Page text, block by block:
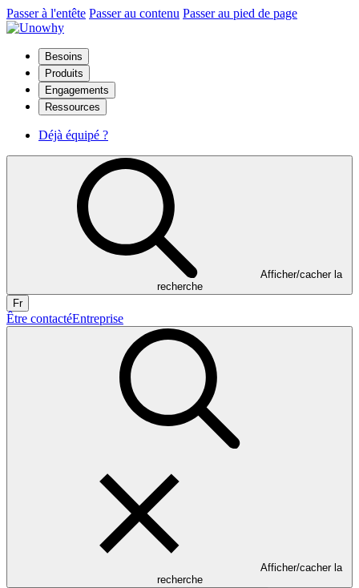
Passer à l'entête Passer au contenu Passer au pied de page
Besoins
Produits
Engagements
Ressources
Déjà équipé ?
Afficher/cacher la
recherche
Fr
Être contactéEntreprise
Afficher/cacher la
recherche